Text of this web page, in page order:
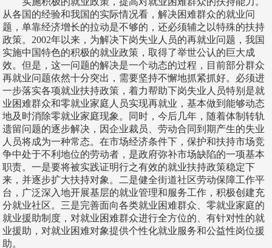
从各国的经验和我国的实际情况看，解决困难群众的就业问
题，单靠经济增长的拉动是不够的，还必须辅之以特殊的扶持
政策。2002年以来，为解决下岗失业人员的再就业问题，我国
实施中国特色的积极的就业政策，取得了举世公认的巨大成
效。但是，这一问题的解决是一个动态的过程，目前部分群众
再就业问题依然十分突出，需要坚持不懈地抓紧抓好。必须进
一步落实各项就业扶持政策，着力帮助下岗失业人员特别是就
业困难群众和零就业家庭人员实现再就业，基本做到能够动态
地及时消除零就业家庭现象。同时，今后几年，随着体制转轨
遗留问题的逐步解决，因企业裁员、劳动合同到期产生的失业
人员将成为一种常态。在市场经济条件下，保护和扶持市场竞
争中处于不利地位的劳动者，是政府弥补市场缺陷的一项基本
职责。一是要将被实践证明行之有效的就业扶持政策稳定下
来，并逐步扩大扶持对象。二是健全街道社区劳动保障工作平
台，广泛深入地开展基层的就业管理和服务工作，积极创建充
分就业社区。三是完善面向各类就业困难群众、零就业家庭的
就业援助制度，对就业困难群众进行全方位的、有针对性的就
业援助，对就业困难对象提供个性化就业服务和公益性岗位援
助。